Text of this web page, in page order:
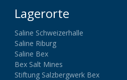
Lagerorte
Saline Schweizerhalle
Saline Riburg
Saline Bex
Bex Salt Mines
Stiftung Salzbergwerk Bex